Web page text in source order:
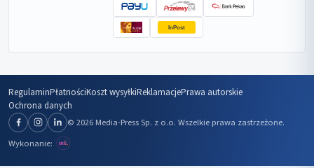
InPost
RegulaminPłatnościKoszt wysyłkiReklamacjePrawa autorskie
Ochrona danych
© 2026 Media-Press Sp. z o.o. Wszelkie prawa zastrzeżone.
Wykonanie: